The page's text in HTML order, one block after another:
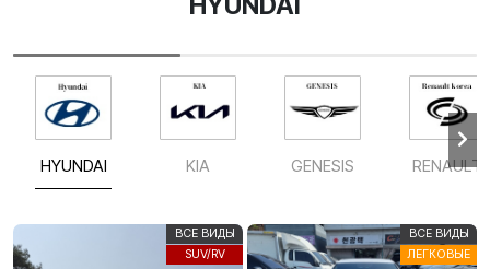
HYUNDAI KIA GENESIS RENAULT
ВСЕ ВИДЫ
SUV/RV
ВСЕ ВИДЫ
ЛЕГКОВЫЕ